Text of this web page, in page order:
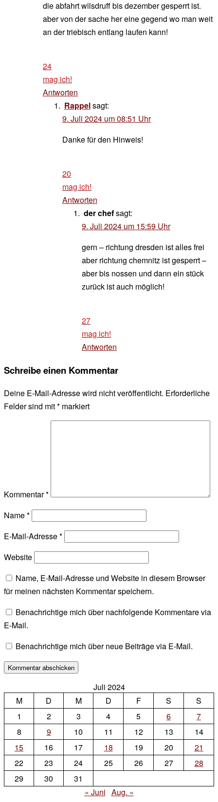
die abfahrt wilsdruff bis dezember gesperrt ist.
aber von der sache her eine gegend wo man weit
an der triebisch entlang laufen kann!
24
mag ich!
Antworten
Rappelsagt:
9. Juli 2024 um 08:51 Uhr
Danke für den Hinweis!
20
mag ich!
Antworten
der chefsagt:
9. Juli 2024 um 15:59 Uhr
gern – richtung dresden ist alles frei
aber richtung chemnitz ist gesperrt –
aber bis nossen und dann ein stück
zurück ist auch möglich!
27
mag ich!
Antworten
Schreibe einen Kommentar
Deine E-Mail-Adresse wird nicht veröffentlicht. Erforderliche
Felder sind mit* markiert
Kommentar*
Name*
E-Mail-Adresse*
Website
Name, E-Mail-Adresse und Website in diesem Browser
für meinen nächsten Kommentar speichern.
Benachrichtige mich über nachfolgende Kommentare via
E-Mail.
Benachrichtige mich über neue Beiträge via E-Mail.
Juli 2024
M
D M D F S
S
1
2 3 4 5 6
7
8
9 10 11 12 13
14
15
16 17 18 19 20
21
22
23 24 25 26 27
28
29
30
31
« Juni Aug. »